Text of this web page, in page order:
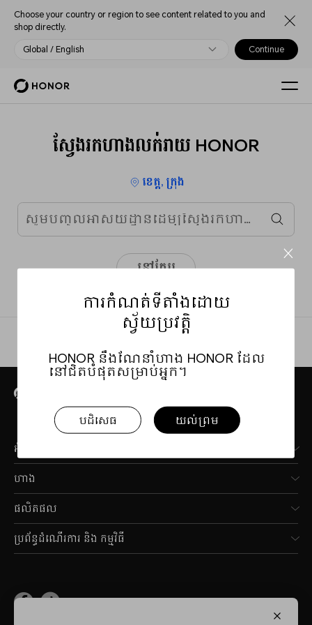
Choose your country or region to see content related to you and
shop directly.
Global / English Continue
ការកំណត់ទីតាំងដោយ
ស្វ័យប្រវត្តិ
HONOR នឹងណែនាំហាង HONOR ដែល
នៅជិតបំផុតសម្រាប់អ្នក។
បដិសេធ យល់ព្រម
ស្វែងរកហាងលក់រាយ HONOR
ខេត្ត, ក្រុង
នៅក្បែរ
អំពី HONOR
ហាង
ផលិតផល
ប្រព័ន្ធដំណើរការ និង កម្មវិធី